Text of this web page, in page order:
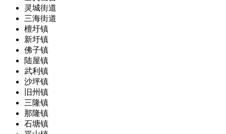
灵城街道
三海街道
檀圩镇
新圩镇
佛子镇
陆屋镇
武利镇
沙坪镇
旧州镇
三隆镇
那隆镇
石塘镇